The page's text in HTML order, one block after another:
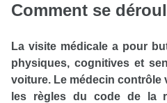
Comment se
La visite médicale a pour
physiques, cognitives et
voiture. Le médecin contrôle
les règles du code de la